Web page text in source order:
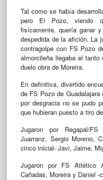
Tal como se había
pero El Pozo, viendo
fisícamente, quería ganar
despedida de la afición. La
contragolpe con FS Pozo
almorcileña llegaba el
duelo obra de Moreira.
En definitiva, divertido
de FS Pozo de
por desgracia no se pudo
que hubieran puesto a tiro
Jugaron por Regapal/
Juarranz, Sergio Moreno,
cinco inicial- Javi, Jaime,
Jugaron por FS Atlético
Cañadas, Moreira y Daniel